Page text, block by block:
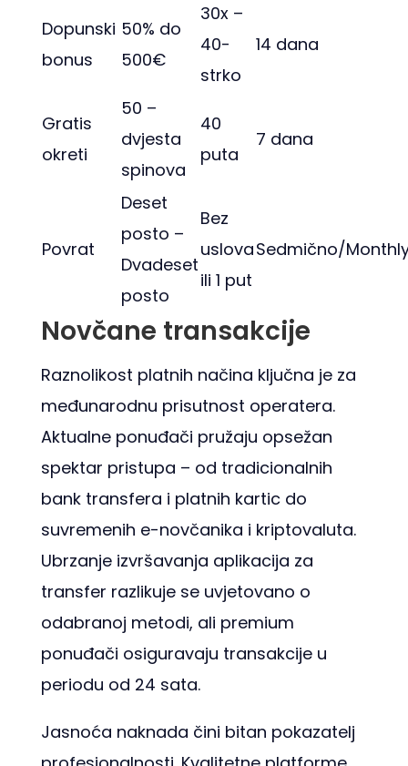
Dopunski
bonus
50% do
500€
30x –
40-
strko
14 dana
Gratis
okreti
50 –
dvjesta
spinova
40
puta
7 dana
Povrat
Deset
posto –
Dvadeset
posto
Bez
uslova
ili 1 put
Sedmično/
Novčane transakcije
Raznolikost platnih načina ključna je za
međunarodnu prisutnost operatera.
Aktualne ponuđači pružaju opsežan
spektar pristupa – od tradicionalnih
bank transfera i platnih kartic do
suvremenih e-novčanika i kriptovaluta.
Ubrzanje izvršavanja aplikacija za
transfer razlikuje se uvjetovano o
odabranoj metodi, ali premium
ponuđači osiguravaju transakcije u
periodu od 24 sata.
Jasnoća naknada čini bitan pokazatelj